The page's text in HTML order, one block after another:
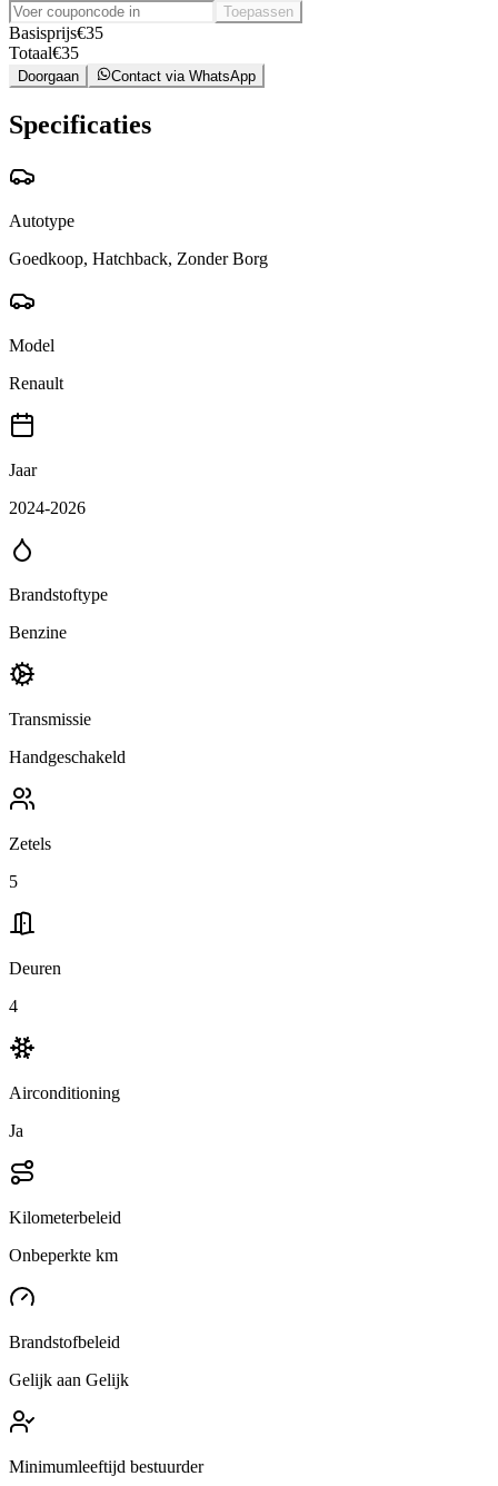
Toepassen
Basisprijs€35
Totaal€35
Doorgaan Contact via WhatsApp
Specificaties
Autotype
Goedkoop, Hatchback, Zonder Borg
Model
Renault
Jaar
2024-2026
Brandstoftype
Benzine
Transmissie
Handgeschakeld
Zetels
5
Deuren
4
Airconditioning
Ja
Kilometerbeleid
Onbeperkte km
Brandstofbeleid
Gelijk aan Gelijk
Minimumleeftijd bestuurder